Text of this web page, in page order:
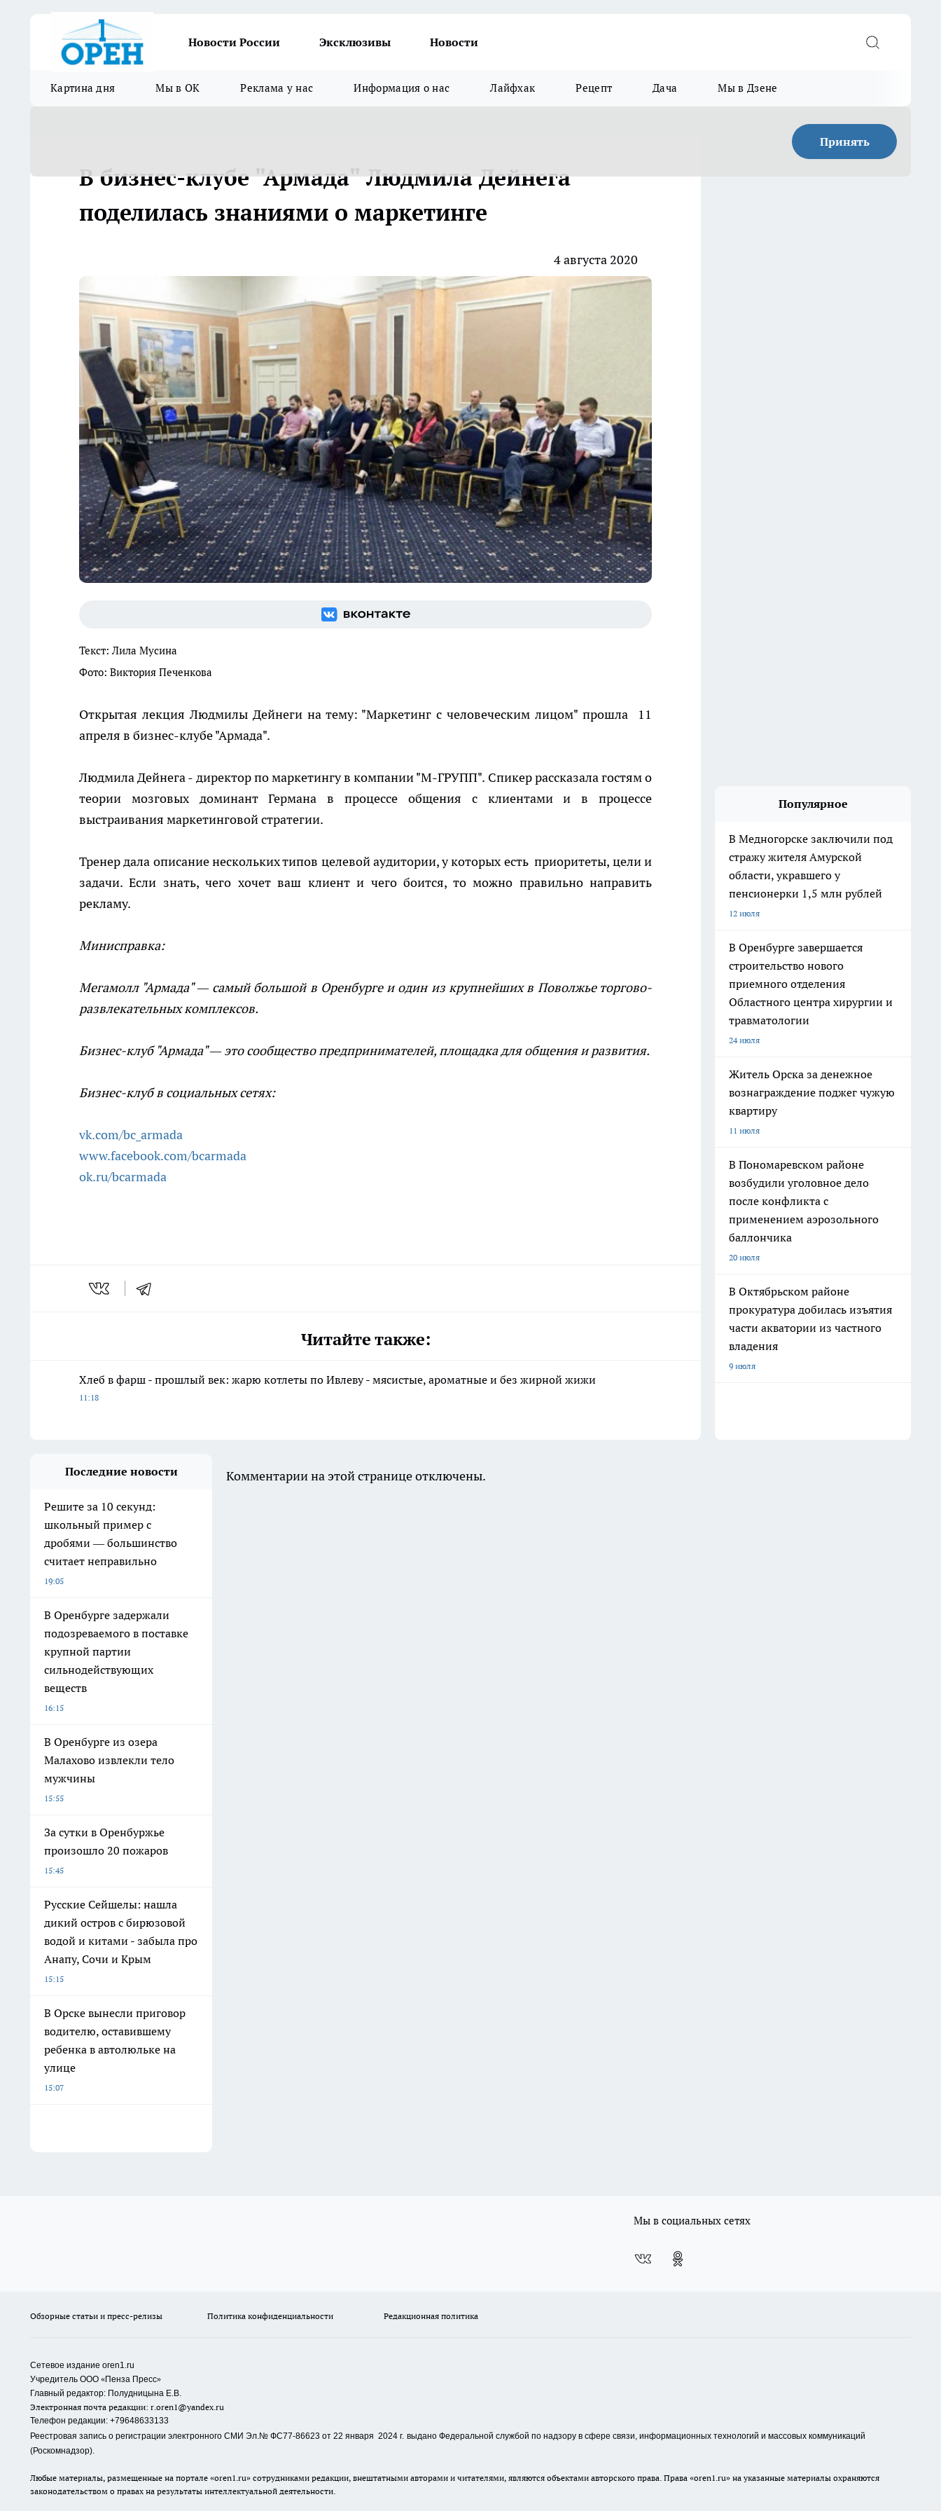
Новости России Эксклюзивы Новости
Картина дня Мы в ОК Реклама у нас Информация о нас Лайфхак Рецепт Дача Мы в Дзене
Принять
В бизнес-клубе "Армада" Людмила Дейнега
поделилась знаниями о маркетинге
4 августа 2020
Текст: Лила Мусина
Фото: Виктория Печенкова
Открытая лекция Людмилы Дейнеги на тему: "Маркетинг с человеческим лицом" прошла 11
апреля в бизнес-клубе "Армада".
Людмила Дейнега - директор по маркетингу в компании "М-ГРУПП". Спикер рассказала гостям о
теории мозговых доминант Германа в процессе общения с клиентами и в процессе
выстраивания маркетинговой стратегии.
Тренер дала описание нескольких типов целевой аудитории, у которых есть приоритеты, цели и
задачи. Если знать, чего хочет ваш клиент и чего боится, то можно правильно направить
рекламу.
Минисправка:
Мегамолл "Армада" — самый большой в Оренбурге и один из крупнейших в Поволжье торгово-
развлекательных комплексов.
Бизнес-клуб "Армада" — это сообщество предпринимателей, площадка для общения и развития.
Бизнес-клуб в социальных сетях:
vk.com/bc_armada
www.facebook.com/bcarmada
ok.ru/bcarmada
Читайте также:
Хлеб в фарш - прошлый век: жарю котлеты по Ивлеву - мясистые, ароматные и без жирной жижи
11:18
Популярное
В Медногорске заключили под
стражу жителя Амурской
области, укравшего у
пенсионерки 1,5 млн рублей
12 июля
В Оренбурге завершается
строительство нового
приемного отделения
Областного центра хирургии и
травматологии
24 июля
Житель Орска за денежное
вознаграждение поджег чужую
квартиру
11 июля
В Пономаревском районе
возбудили уголовное дело
после конфликта с
применением аэрозольного
баллончика
20 июля
В Октябрьском районе
прокуратура добилась изъятия
части акватории из частного
владения
9 июля
Последние новости
Решите за 10 секунд:
школьный пример с
дробями — большинство
считает неправильно
19:05
В Оренбурге задержали
подозреваемого в поставке
крупной партии
сильнодействующих
веществ
16:15
В Оренбурге из озера
Малахово извлекли тело
мужчины
15:55
За сутки в Оренбуржье
произошло 20 пожаров
15:45
Русские Сейшелы: нашла
дикий остров с бирюзовой
водой и китами - забыла про
Анапу, Сочи и Крым
15:15
В Орске вынесли приговор
водителю, оставившему
ребенка в автолюльке на
улице
15:07
Комментарии на этой странице отключены.
Мы в социальных сетях
Обзорные статьи и пресс-релизы Политика конфиденциальности Редакционная политика
Сетевое издание oren1.ru
Учредитель ООО «Пенза Пресс»
Главный редактор: Полудницына Е.В.
Электронная почта редакции: r.oren1@yandex.ru
Телефон редакции: +79648633133
Реестровая запись о регистрации электронного СМИ Эл.№ ФС77-86623 от 22 января 2024 г. выдано Федеральной службой по надзору в сфере связи, информационных технологий и массовых коммуникаций
(Роскомнадзор).
Любые материалы, размещенные на портале «oren1.ru» сотрудниками редакции, внештатными авторами и читателями, являются объектами авторского права. Права «oren1.ru» на указанные материалы охраняются
законодательством о правах на результаты интеллектуальной деятельности.